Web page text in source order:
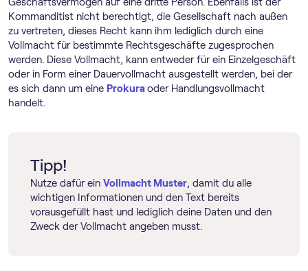
Kommanditist nicht berechtigt, die Gesellschaft nach außen
zu vertreten, dieses Recht kann ihm lediglich durch eine
Vollmacht für bestimmte Rechtsgeschäfte zugesprochen
werden. Diese Vollmacht, kann entweder für ein Einzelgeschäft
oder in Form einer Dauervollmacht ausgestellt werden, bei der
es sich dann um eine Prokuraoder Handlungsvollmacht
handelt.
Tipp!
Nutze dafür ein Vollmacht Muster, damit du alle
wichtigen Informationen und den Text bereits
vorausgefüllt hast und lediglich deine Daten und den
Zweck der Vollmacht angeben musst.